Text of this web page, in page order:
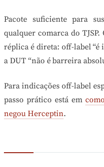
Pacote suficiente para
qualquer comarca do
réplica é direta: off-label “é
a DUT “não é barreira
Para indicações off-label
passo prático está em
negou Herceptin.